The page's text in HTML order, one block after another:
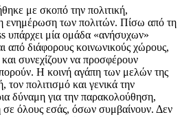
με σκοπό την πολιτική,
ενημέρωση των πολιτών. Πίσω από τη
υπάρχει μία ομάδα «ανήσυχων»
από διάφορους κοινωνικούς χώρους,
συνεχίζουν να προσφέρουν
Η κοινή αγάπη των μελών της
τον πολιτισμό και γενικά την
δύναμη για την παρακολούθηση,
σε όλους εσάς, όσων συμβαίνουν. Δεν